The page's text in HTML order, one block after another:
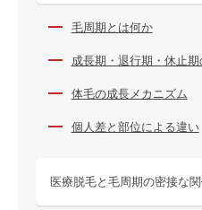
毛周期とは何か
成長期・退行期・休止期
体毛の成長メカニズム
個人差と部位による違い
医療脱毛と毛周期の密接な